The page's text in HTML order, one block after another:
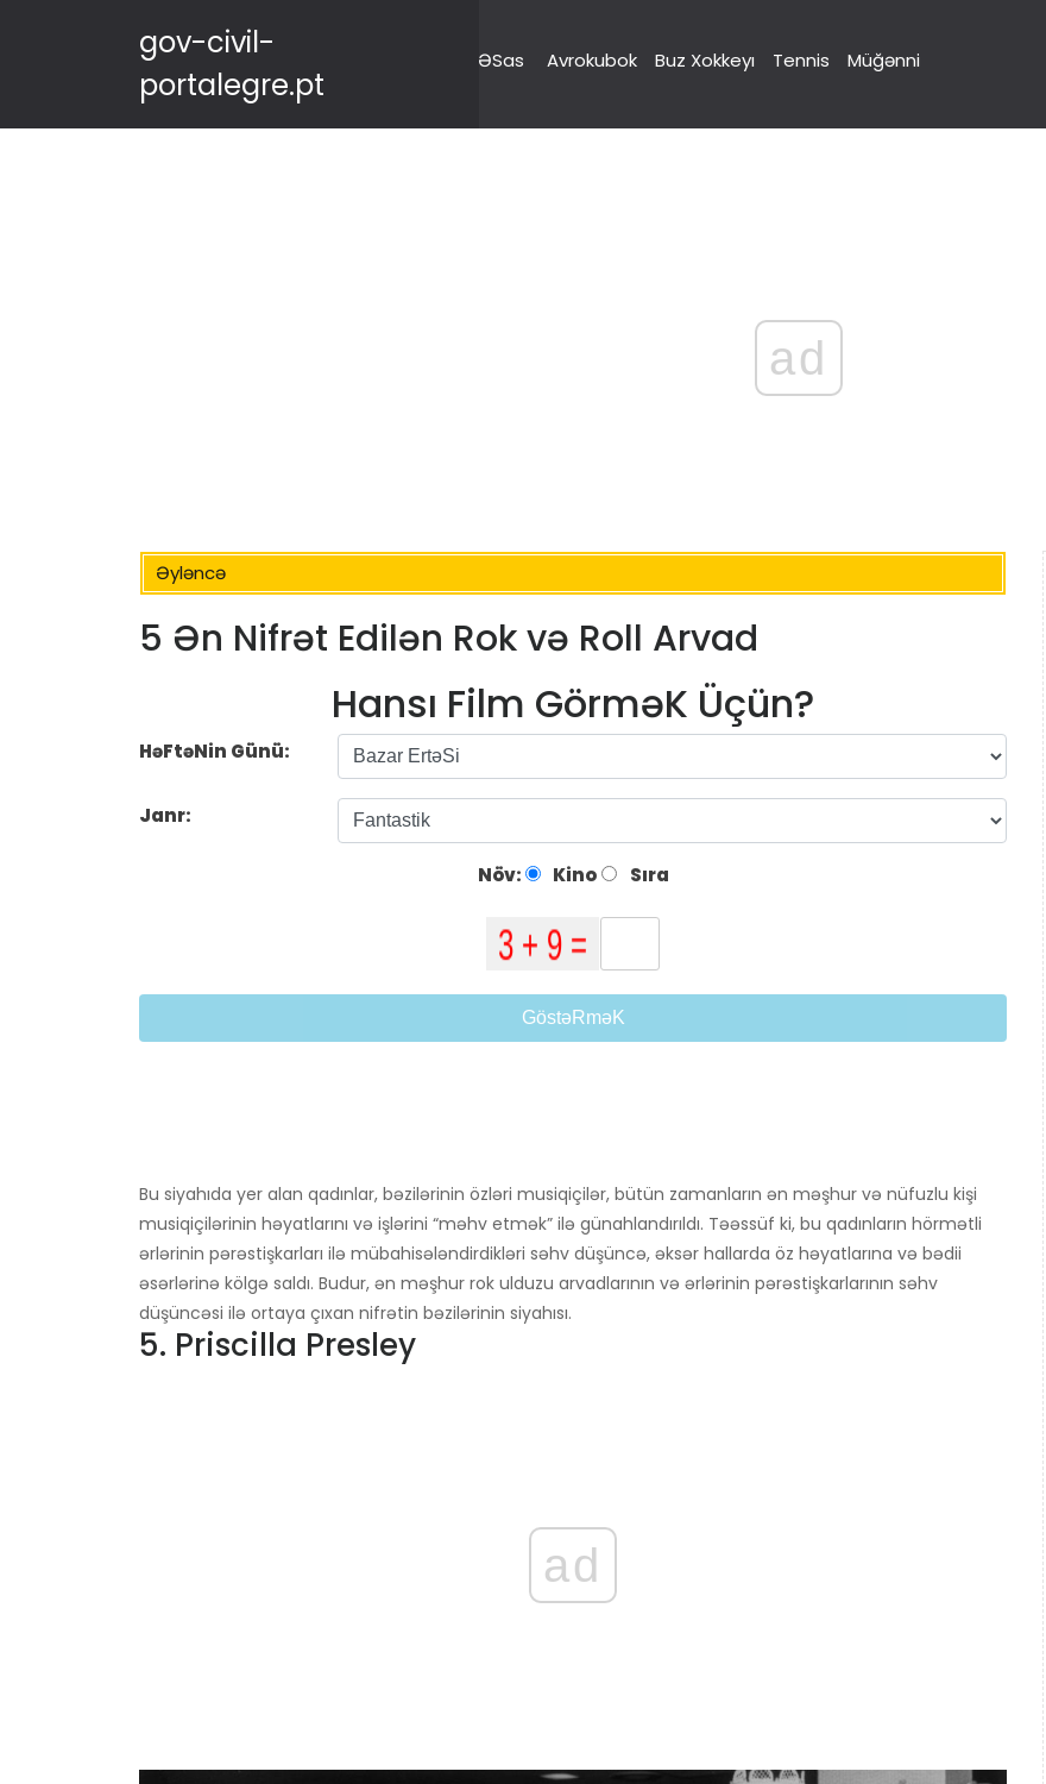
gov-civil-
portalegre.pt
ƏSas Avrokubok Buz Xokkeyı Tennis Müğənni
ad
Əyləncə
5 Ən Nifrət Edilən Rok və Roll Arvad
Hansı Film GörməK Üçün?
HəFtəNin Günü:
Janr:
Növ: Kino Sıra
GöstəRməK
Bu siyahıda yer alan qadınlar, bəzilərinin özləri musiqiçilər, bütün zamanların ən məşhur və nüfuzlu kişi
musiqiçilərinin həyatlarını və işlərini “məhv etmək” ilə günahlandırıldı. Təəssüf ki, bu qadınların hörmətli
ərlərinin pərəstişkarları ilə mübahisələndirdikləri səhv düşüncə, əksər hallarda öz həyatlarına və bədii
əsərlərinə kölgə saldı. Budur, ən məşhur rok ulduzu arvadlarının və ərlərinin pərəstişkarlarının səhv
düşüncəsi ilə ortaya çıxan nifrətin bəzilərinin siyahısı.
5. Priscilla Presley
ad